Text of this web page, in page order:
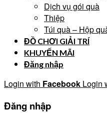
Dịch vụ gói quà
Thiệp
Túi quà – Hộp
ĐỒ CHƠI GIẢI TRÍ
KHUYẾN MÃI
Đăng nhập
Login with Facebook Login
Đăng nhập